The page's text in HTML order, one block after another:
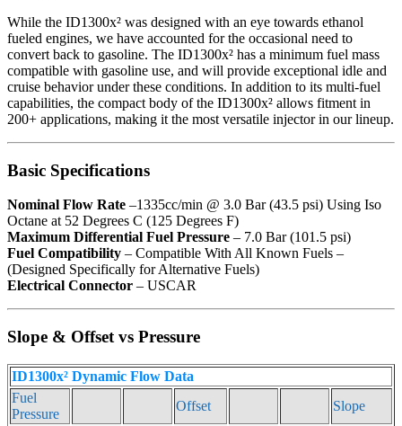
While the ID1300x² was designed with an eye towards ethanol
fueled engines, we have accounted for the occasional need to
convert back to gasoline. The ID1300x² has a minimum fuel mass
compatible with gasoline use, and will provide exceptional idle and
cruise behavior under these conditions. In addition to its multi-fuel
capabilities, the compact body of the ID1300x² allows fitment in
200+ applications, making it the most versatile injector in our lineup.
Basic Specifications
Nominal Flow Rate –1335cc/min @ 3.0 Bar (43.5 psi) Using Iso
Octane at 52 Degrees C (125 Degrees F)
Maximum Differential Fuel Pressure – 7.0 Bar (101.5 psi)
Fuel Compatibility – Compatible With All Known Fuels –
(Designed Specifically for Alternative Fuels)
Electrical Connector – USCAR
Slope & Offset vs Pressure
ID1300x² Dynamic Flow Data
Fuel
Pressure
Offset
Slope